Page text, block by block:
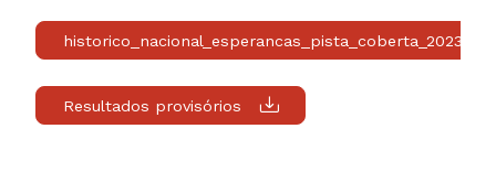
historico_nacional_esperancas_pista_coberta_2023
Resultados provisórios